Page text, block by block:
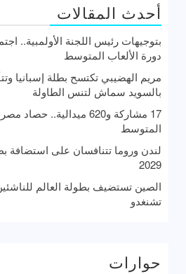
أحدث المقالات
بتوجيهات رئيس اللجنة الأولمبية..
دورة الألعاب المتوسط
مريم الهضيبي تكتسح بطلة إسبانيا
بالسويد سماش لتنس الطاولة
17 مشاركة و620 ميدالية..
المتوسط
لندن وروما تتنافسان على استضافة
2029
تشنغدو
حوارات